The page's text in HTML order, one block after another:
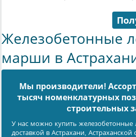
Железобетонные
марши в
Мы производители!
тысяч номенклатурных
cтроительных
У нас можно купить
доставкой в Астрахани, Астраханской